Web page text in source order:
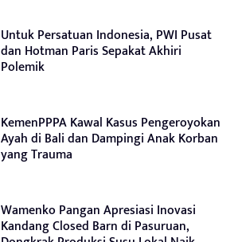
Untuk Persatuan Indonesia, PWI Pusat
dan Hotman Paris Sepakat Akhiri
Polemik
KemenPPPA Kawal Kasus Pengeroyokan
Ayah di Bali dan Dampingi Anak Korban
yang Trauma
Wamenko Pangan Apresiasi Inovasi
Kandang Closed Barn di Pasuruan,